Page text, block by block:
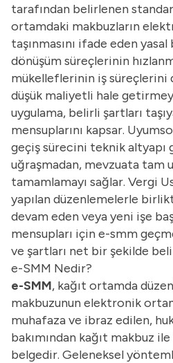
tarafından belirlenen
ortamdaki makbuzların
taşınmasını ifade eden
dönüşüm süreçlerinin
mükelleflerinin iş süreçlerini
düşük maliyetli hale
uygulama, belirli şartları
mensuplarını kapsar.
geçiş sürecini teknik altyapı
uğraşmadan, mevzuata tam
tamamlamayı sağlar. Vergi
yapılan düzenlemelerle
devam eden veya yeni işe
mensupları için e-smm
ve şartları net bir şekilde
e-SMM Nedir?
e-SMM, kağıt ortamda
makbuzunun elektronik
muhafaza ve ibraz edilen,
bakımından kağıt makbuz
belgedir. Geleneksel